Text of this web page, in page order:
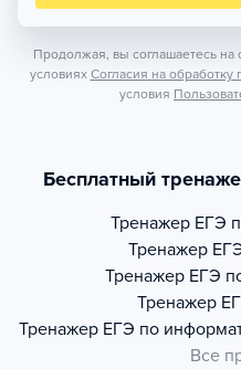
Продолжая, вы соглашаетесь на
условиях Согласия на
условия
Бесплатный
Тренажер ЕГЭ
Тренажер
Тренажер ЕГЭ
Тренажер
Тренажер ЕГЭ по
Все